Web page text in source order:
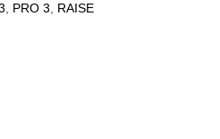
PRO 3
RAISE